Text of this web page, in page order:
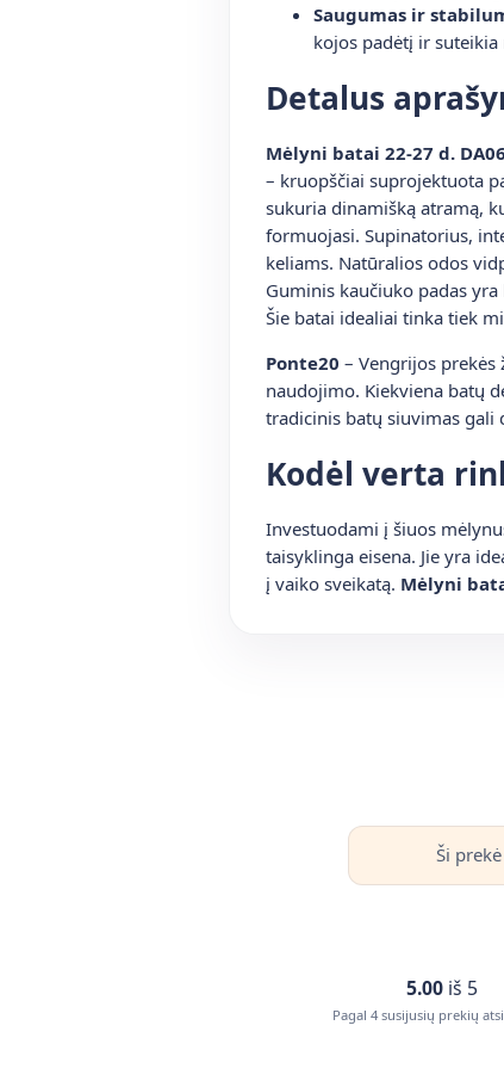
Saugumas ir
kojos padėtį ir
Detalus
Mėlyni batai 22-27 d.
– kruopščiai suprojektuota
sukuria dinamišką atramą,
formuojasi. Supinatorius,
keliams. Natūralios odos
Guminis kaučiuko padas
Šie batai idealiai tinka tiek
Ponte20 – Vengrijos
naudojimo. Kiekviena batų
tradicinis batų siuvimas gali
Kodėl verta
Investuodami į šiuos
taisyklinga eisena. Jie yra
į vaiko sveikatą. Mėlyni
Ši
5.00 iš 5
Pagal 4 susijusių prekių